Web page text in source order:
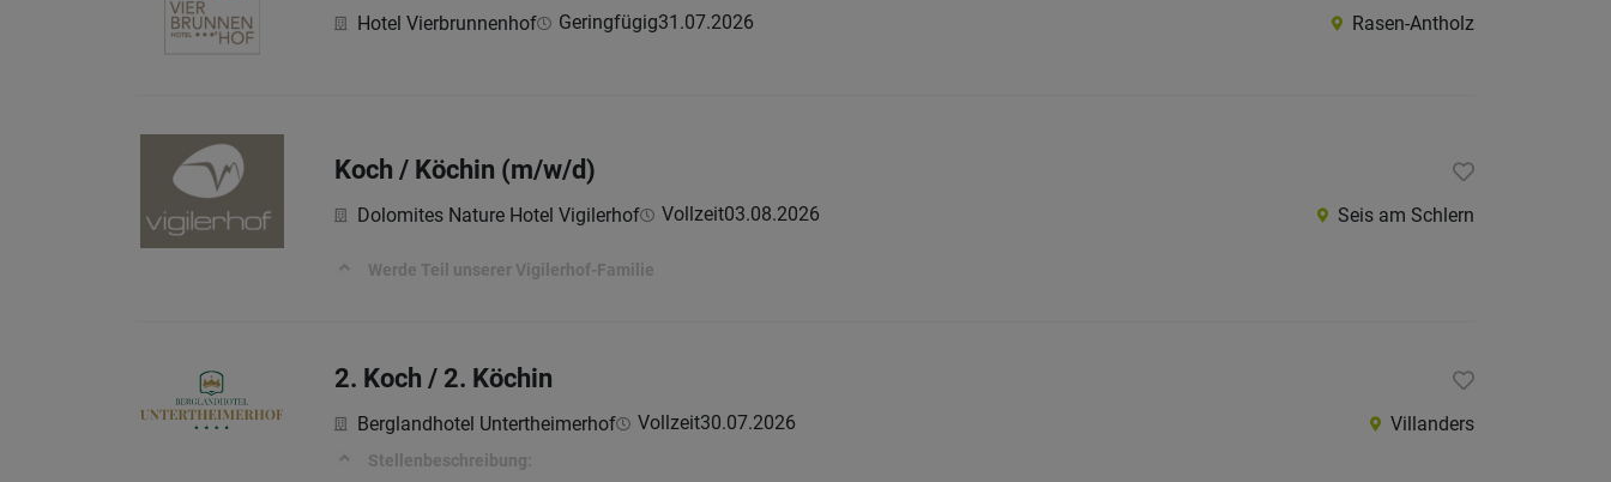
Hotel Vierbrunnenhof Geringfügig31.07.2026 Rasen-Antholz
Koch / Köchin (m/w/d)
Dolomites Nature Hotel Vigilerhof Vollzeit03.08.2026 Seis am Schlern
Werde Teil unserer Vigilerhof-Familie
2. Koch / 2. Köchin
Berglandhotel Untertheimerhof Vollzeit30.07.2026 Villanders
Stellenbeschreibung: